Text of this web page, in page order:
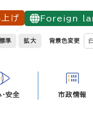
げ Foreign
準 拡大 背景色変更 白
安全 市政情報